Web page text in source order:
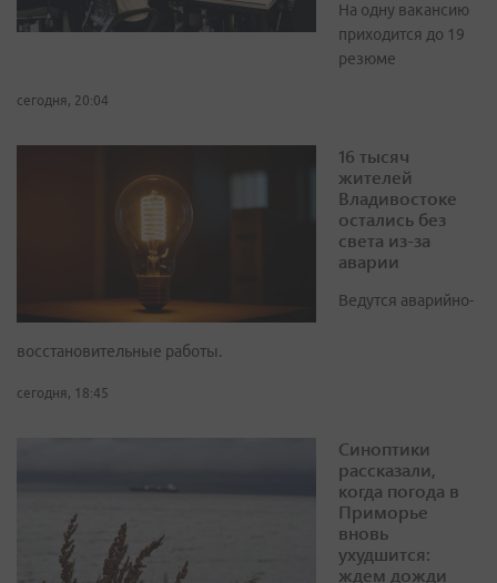
На одну вакансию
приходится до 19
резюме
сегодня, 20:04
16 тысяч
жителей
Владивостоке
остались без
света из-за
аварии
Ведутся аварийно-
восстановительные работы.
сегодня, 18:45
Синоптики
рассказали,
когда погода в
Приморье
вновь
ухудшится:
ждем дожди